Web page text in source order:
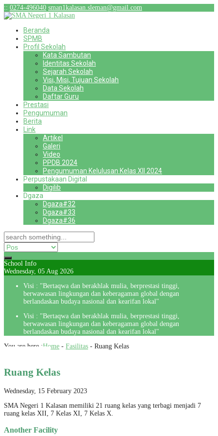
:: 0274-496040 sman1kalasan.sleman@gmail.com
Beranda
SPMB
Profil Sekolah
Kata Sambutan
Identitas Sekolah
Sejarah Sekolah
Visi, Misi, Tujuan Sekolah
Data Sekolah
Daftar Guru
Prestasi
Pengumuman
Berita
Link
Artikel
Galeri
Video
PPDB 2024
Pengumuman Kelulusan Kelas XII 2024
Perpustakaan Digital
Digilib
Dgaza
Dgaza#32
Dgaza#33
Dgaza#36
School Info
Wednesday, 05 Aug 2026
Visi : "Bertaqwa dan berakhlak mulia, berprestasi tinggi,
berwawasan lingkungan dan keberagaman global dengan
berlandaskan budaya nasional dan kearifan lokal"
Visi : "Bertaqwa dan berakhlak mulia, berprestasi tinggi,
berwawasan lingkungan dan keberagaman global dengan
berlandaskan budaya nasional dan kearifan lokal"
You are here :Home - Fasilitas - Ruang Kelas
Ruang Kelas
Wednesday, 15 February 2023
SMA Negeri 1 Kalasan memiliki 21 ruang kelas yang terbagi menjadi 7
ruang kelas XII, 7 Kelas XI, 7 Kelas X.
Another Facility